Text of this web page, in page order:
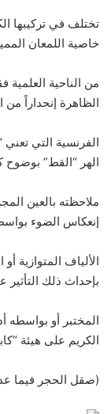
تختلف في تركيبها
خاصية اللمعان
من الناحية
الظاهرة إنحداراً من
الفرنسية التي
الهر “القط” بوضوح
ملاحظته بالعين
إنعكاس الضوء
الألياف المتوازية
بإحداث ذلك التأثير
المختبر أو بواسطه
الكريم على هيئة
(صقل الحجر فيما